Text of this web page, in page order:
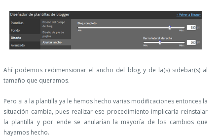
Ahí podemos redimensionar el ancho del blog y de la(s) sidebar(s) al
tamaño que queramos.
Pero si a la plantilla ya le hemos hecho varias modificaciones entonces la
situación cambia, pues realizar ese procedimiento implicaría reinstalar
la plantilla y por ende se anularían la mayoría de los cambios que
hayamos hecho.